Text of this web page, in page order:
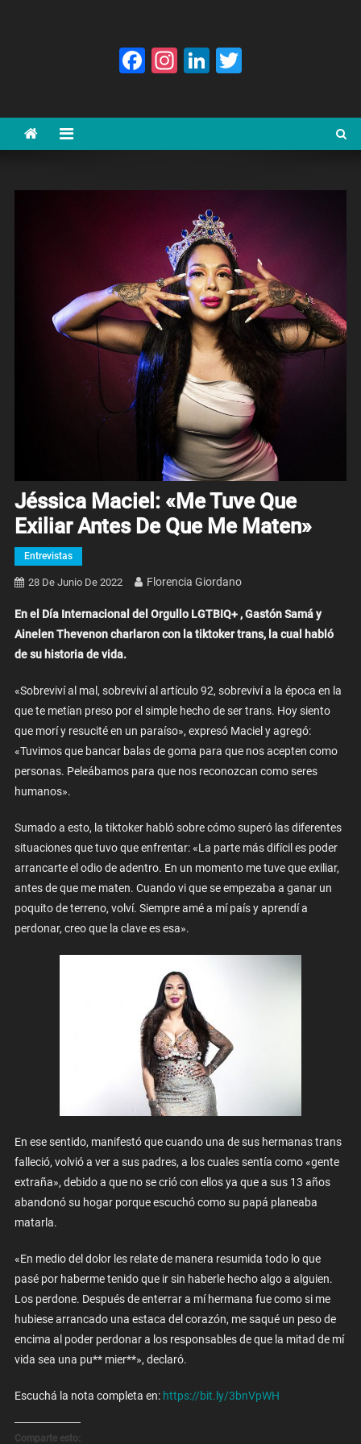
Facebook
Instagram
LinkedIn
Jéssica Maciel: «Me Tuve Que
Exiliar Antes De Que Me Maten»
Entrevistas
28 De Junio De 2022 Florencia Giordano
En el Día Internacional del Orgullo LGTBIQ+ , Gastón Samá y
Ainelen Thevenon charlaron con la tiktoker trans, la cual habló
de su historia de vida.
«Sobreviví al mal, sobreviví al artículo 92, sobreviví a la época en la
que te metían preso por el simple hecho de ser trans. Hoy siento
que morí y resucité en un paraíso», expresó Maciel y agregó:
«Tuvimos que bancar balas de goma para que nos acepten como
personas. Peleábamos para que nos reconozcan como seres
humanos».
Sumado a esto, la tiktoker habló sobre cómo superó las diferentes
situaciones que tuvo que enfrentar: «La parte más difícil es poder
arrancarte el odio de adentro. En un momento me tuve que exiliar,
antes de que me maten. Cuando vi que se empezaba a ganar un
poquito de terreno, volví. Siempre amé a mí país y aprendí a
perdonar, creo que la clave es esa».
En ese sentido, manifestó que cuando una de sus hermanas trans
falleció, volvió a ver a sus padres, a los cuales sentía como «gente
extraña», debido a que no se crió con ellos ya que a sus 13 años
abandonó su hogar porque escuchó como su papá planeaba
matarla.
«En medio del dolor les relate de manera resumida todo lo que
pasé por haberme tenido que ir sin haberle hecho algo a alguien.
Los perdone. Después de enterrar a mí hermana fue como si me
hubiese arrancado una estaca del corazón, me saqué un peso de
encima al poder perdonar a los responsables de que la mitad de mí
vida sea una pu** mier**», declaró.
Escuchá la nota completa en: https://bit.ly/3bnVpWH
Comparte esto: